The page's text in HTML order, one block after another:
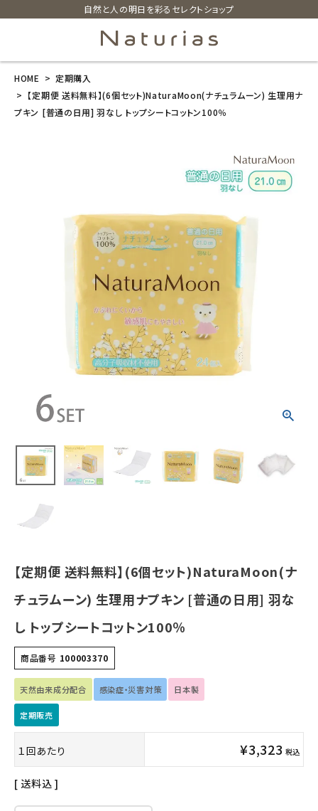
自然と人の明日を彩るセレクトショップ
search
ホーム
新商品
衛生用品
日用品雑貨
インナー・下着・ナイトウェア
キッズ・ベビー・マタニティ
キッチン用品
フード・ドリンク
HOME
定期購入
【定期便 送料無料】(6個セット)NaturaMoon(ナチュラムーン) 生理用ナ
プキン [普通の日用] 羽なし トップシートコットン100％
【定期便 送料無料】(6個セット)NaturaMoon(ナ
チュラムーン) 生理用ナプキン [普通の日用] 羽な
し トップシートコットン100％
商品番号 100003370
天然由来成分配合 感染症・災害対策 日本製
定期販売
１回あたり ¥3,323 税込
送料込